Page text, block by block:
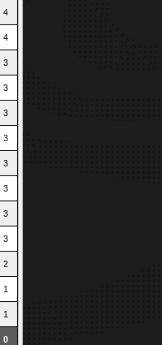
4
4
3
3
3
3
3
3
3
3
2
1
1
0